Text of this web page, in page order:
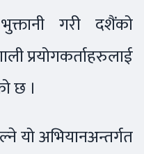
गरी दशैंको
प्रयोगकर्ताहरुलाई
छ ।
यो अभियानअन्तर्गत